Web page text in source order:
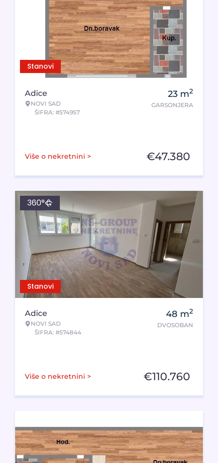
Stanovi
Adice
NOVI SAD
ŠIFRA: #574957
23 m2
GARSONJERA
Više o nekretnini > €47.380
Stanovi
360°
Adice
NOVI SAD
ŠIFRA: #574844
48 m2
DVOSOBAN
Više o nekretnini > €110.760